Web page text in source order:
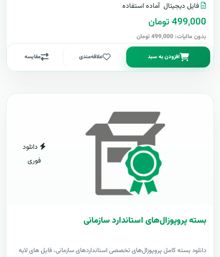
فایل دیجیتال آماده استفاده
499,000 تومان
بدون مالیات: 499,000 تومان
افزودن به سبد علاقه‌مندی مقایسه
دانلود
فوری
بسته پروپوزال‌های استاندارد سازمانی
دانلود بسته کامل پروپوزال‌های تخصصی استانداردهای سازمانی، فایل های لایه